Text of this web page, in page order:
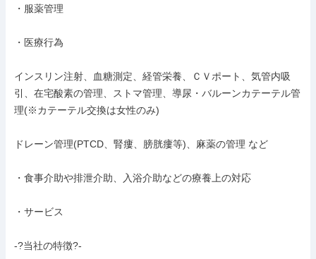
・服薬管理
・医療行為
インスリン注射、血糖測定、経管栄養、ＣＶポート、気管内吸
引、在宅酸素の管理、ストマ管理、導尿・バルーンカテーテル管
理(※カテーテル交換は女性のみ)
ドレーン管理(PTCD、腎瘻、膀胱瘻等)、麻薬の管理 など
・食事介助や排泄介助、入浴介助などの療養上の対応
・サービス
-?当社の特徴?-